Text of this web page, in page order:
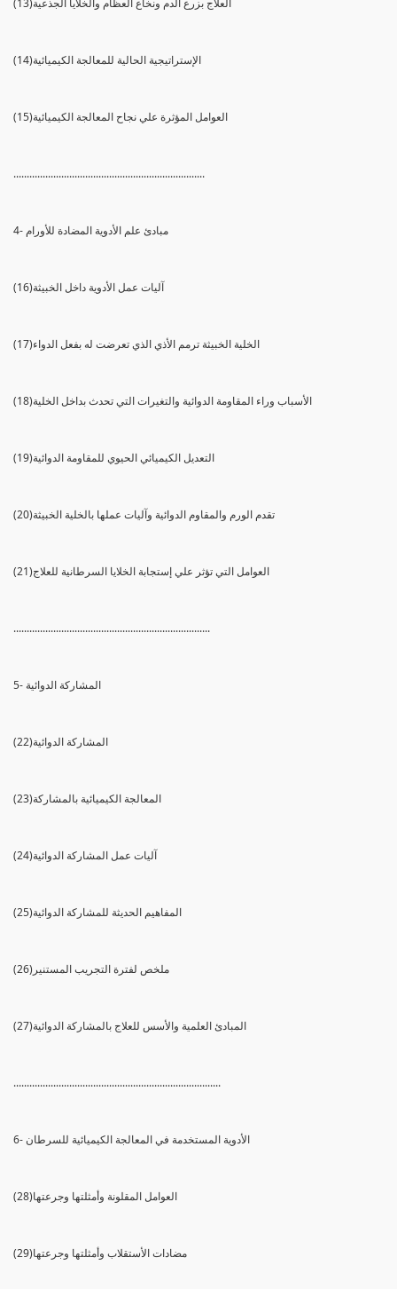
(14)الإستراتيجية الحالية للمعالجة الكيميائية
(15)العوامل المؤثرة علي نجاح المعالجة الكيميائية
........................................................................
4- مبادئ علم الأدوية المضادة للأورام
(16)آليات عمل الأدوية داخل الخبيثة
(17)الخلية الخبيثة ترمم الأذي الذي تعرضت له بفعل الدواء
(18)الأسباب وراء المقاومة الدوائية والتغيرات التي تحدث بداخل الخلية
(19)التعديل الكيميائي الحيوي للمقاومة الدوائية
(20)تقدم الورم والمقاوم الدوائية وآليات عملها بالخلية الخبيثة
(21)العوامل التي تؤثر علي إستجابة الخلايا السرطانية للعلاج
..........................................................................
5- المشاركة الدوائية
(22)المشاركة الدوائية
(23)المعالجة الكيميائية بالمشاركة
(24)آليات عمل المشاركة الدوائية
(25)المفاهيم الحديثة للمشاركة الدوائية
(26)ملخص لفترة التجريب المستنير
(27)المبادئ العلمية والأسس للعلاج بالمشاركة الدوائية
..............................................................................
6- الأدوية المستخدمة في المعالجة الكيميائية للسرطان
(28)العوامل المقلونة وأمثلتها وجرعتها
(29)مضادات الأستقلاب وأمثلتها وجرعتها